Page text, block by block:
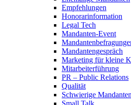
Empfehlungen
Honorarinformation
Legal Tech
Mandanten-Event
Mandantengespräch
Marketing für kleine
Mitarbeiterführung
PR – Public Relations
Qualität
Schwierige Mandanten
Small Talk